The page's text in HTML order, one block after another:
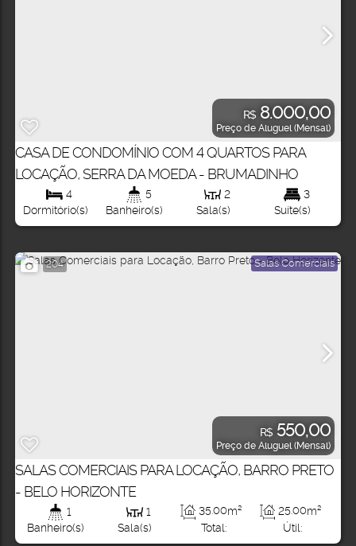
R$ 8.000,00
Preço de Aluguel (Mensal)
CASA DE CONDOMÍNIO COM 4 QUARTOS PARA
LOCAÇÃO, SERRA DA MOEDA - BRUMADINHO
4
Dormitório(s)
5
Banheiro(s)
2
Sala(s)
3
Suíte(s)
204 Salas Comerciais
R$ 550,00
Preço de Aluguel (Mensal)
SALAS COMERCIAIS PARA LOCAÇÃO, BARRO PRETO
- BELO HORIZONTE
1
Banheiro(s)
1
Sala(s)
Total:
35.00m²
Útil:
25.00m²